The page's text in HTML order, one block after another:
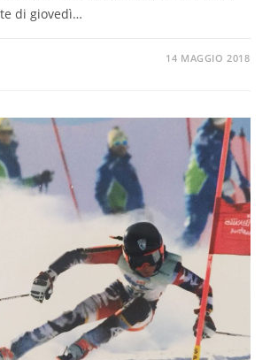
di giovedì…
14 MAGGIO 2018